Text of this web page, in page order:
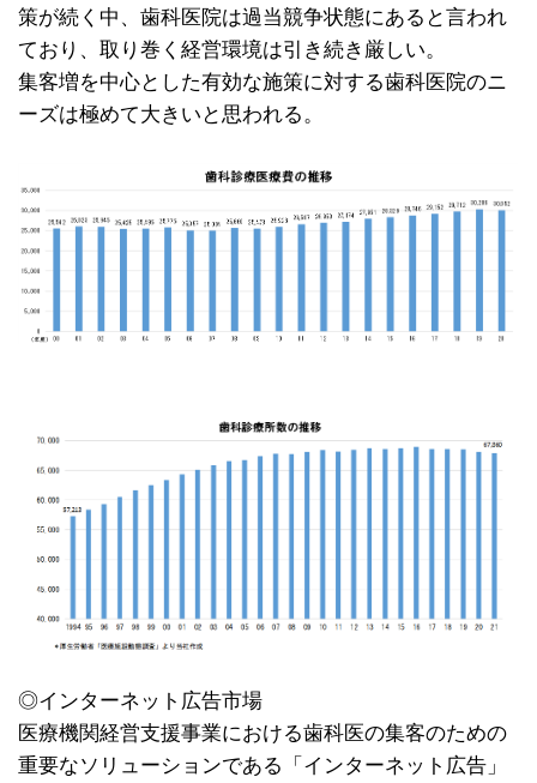
策が続く中、歯科医院は過当競争状態にあると言われ
ており、取り巻く経営環境は引き続き厳しい。
集客増を中心とした有効な施策に対する歯科医院のニ
ーズは極めて大きいと思われる。
◎インターネット広告市場
医療機関経営支援事業における歯科医の集客のための
重要なソリューションである「インターネット広告」